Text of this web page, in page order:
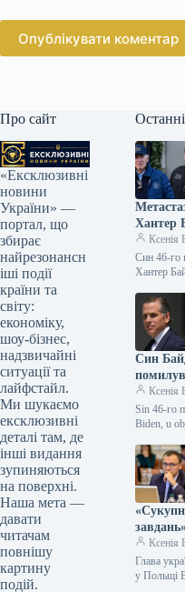
Опублікувати коментар
Про сайт
«Ексклюзивні
новини
України» —
портал, що
збирає
найрезонансн
іші події
країни та
світу:
економіку,
шоу-бізнес,
надзвичайні
ситуації та
лайфстайл.
Ми шукаємо
ексклюзивні
деталі там, де
інші видання
зупиняються
на поверхні.
Наша мета —
давати
читачам
повнішу
картину
подій.
Хантер
Ксенія
Син 46-го
Хантер
дав
Син
для
Ксенія
Sin 46-го
Biden, u
oprost,
Ксенія
Глава
у Польщі